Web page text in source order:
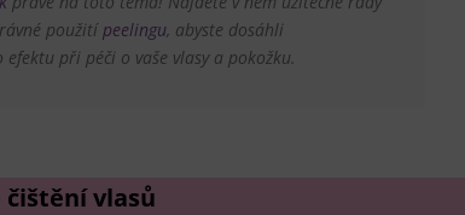
použitípeelingu, abyste dosáhli
při péči o vaše vlasy a pokožku.
čištění vlasů